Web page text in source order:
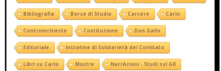
Bibliografia Borse di Studio Carcere Carlo
Controinchieste Costituzione Don Gallo
Editoriale Iniziative di Solidarietà del Comitato
Libri su Carlo Mostre NarrAzioni - Studi sul G8